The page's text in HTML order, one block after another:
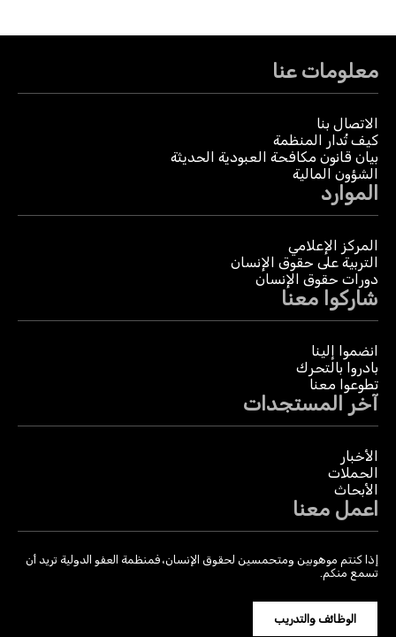
معلومات عنا
الاتصال بنا
كيف تُدار المنظمة
بيان قانون مكافحة العبودية الحديثة
الشؤون المالية
الموارد
المركز الإعلامي
التربية على حقوق الإنسان
دورات حقوق الإنسان
شاركوا معنا
انضموا إلينا
بادروا بالتحرك
تطوعوا معنا
آخر المستجدات
الأخبار
الحملات
الأبحاث
اعمل معنا
إذا كنتم موهوبين ومتحمسين لحقوق الإنسان، فمنظمة العفو الدولية تريد أن
تسمع منكم.
الوظائف والتدريب